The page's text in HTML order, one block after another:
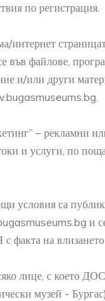
по регистрация.
интернет
във файлове,
и/или други
– рекламни
и услуги, по
условия са
и
на влизането
лице, с което
музей -